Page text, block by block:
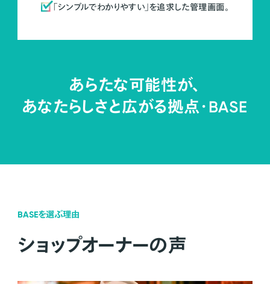
「シンプルでわかりやすい」を追求した管理画面。
あらたな可能性が、
あなたらしさと広がる拠点・BASE
BASEを選ぶ理由
ショップオーナーの声